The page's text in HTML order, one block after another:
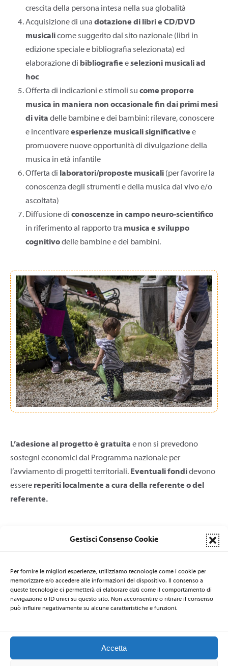
Gestisci Consenso Cookie
Per fornire le migliori esperienze, utilizziamo tecnologie come i cookie per
memorizzare e/o accedere alle informazioni del dispositivo. Il consenso a
queste tecnologie ci permetterà di elaborare dati come il comportamento di
navigazione o ID unici su questo sito. Non acconsentire o ritirare il consenso
può influire negativamente su alcune caratteristiche e funzioni.
Accetta
crescita della persona intesa nella sua globalità
Acquisizione di una dotazione di libri e CD/DVD
musicalicome suggerito dal sito nazionale (libri in
edizione speciale e bibliografia selezionata) ed
elaborazione di bibliografie eselezioni musicali ad
hoc
Offerta di indicazioni e stimoli su come proporre
musica in maniera non occasionale fin dai primi mesi
di vita delle bambine e dei bambini: rilevare, conoscere
e incentivareesperienze musicali significative e
promuovere nuove opportunità di divulgazione della
musica in età infantile
Offerta di laboratori/proposte musicali (per favorire la
conoscenza degli strumenti e della musica dal vivo e/o
ascoltata)
Diffusione di conoscenze in campo neuro-scientifico
in riferimento al rapporto tra musica e sviluppo
cognitivodelle bambine e dei bambini.
L’adesione al progetto è gratuita e non si prevedono
sostegni economici dal Programma nazionale per
l’avviamento di progetti territoriali. Eventuali fondidevono
essere reperiti localmente a cura della referente o del
referente.
LA SEGRETERIA DI NATI PER LA MUSICA È AFFIDATA AL CSB
Centro per la Salute delle Bambine e dei Bambini
Rin 19 - 34143 Trieste - ITALIA - Email:natiperlamusica@csbitalia.org-
Telefono: +39 040 3220447 - Fax: +39 040 306839